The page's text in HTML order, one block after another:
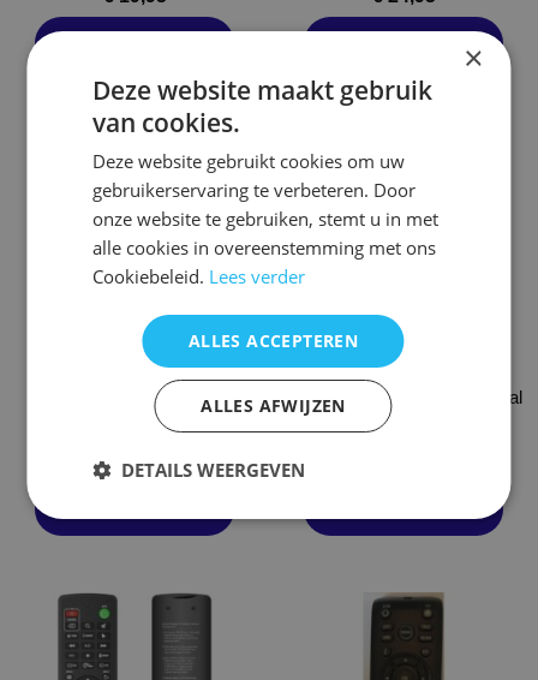
productpagina
productpagina
Afstandsbediening Blom-x
€ 21,95
Dit
product
heeft
meerdere
variaties.
Deze
optie
kan
gekozen
worden
Afstandsbediening Blumenthal
iptv set top box
product
heeft
meerdere
variaties.
kan
productpagina
Dit
product
heeft
×
Deze website maakt gebruik
van cookies.
Deze website gebruikt cookies om uw
gebruikerservaring te verbeteren. Door
onze website te gebruiken, stemt u in met
alle cookies in overeenstemming met ons
Cookiebeleid. Lees verder
ALLES ACCEPTEREN
ALLES AFWIJZEN
DETAILS WEERGEVEN